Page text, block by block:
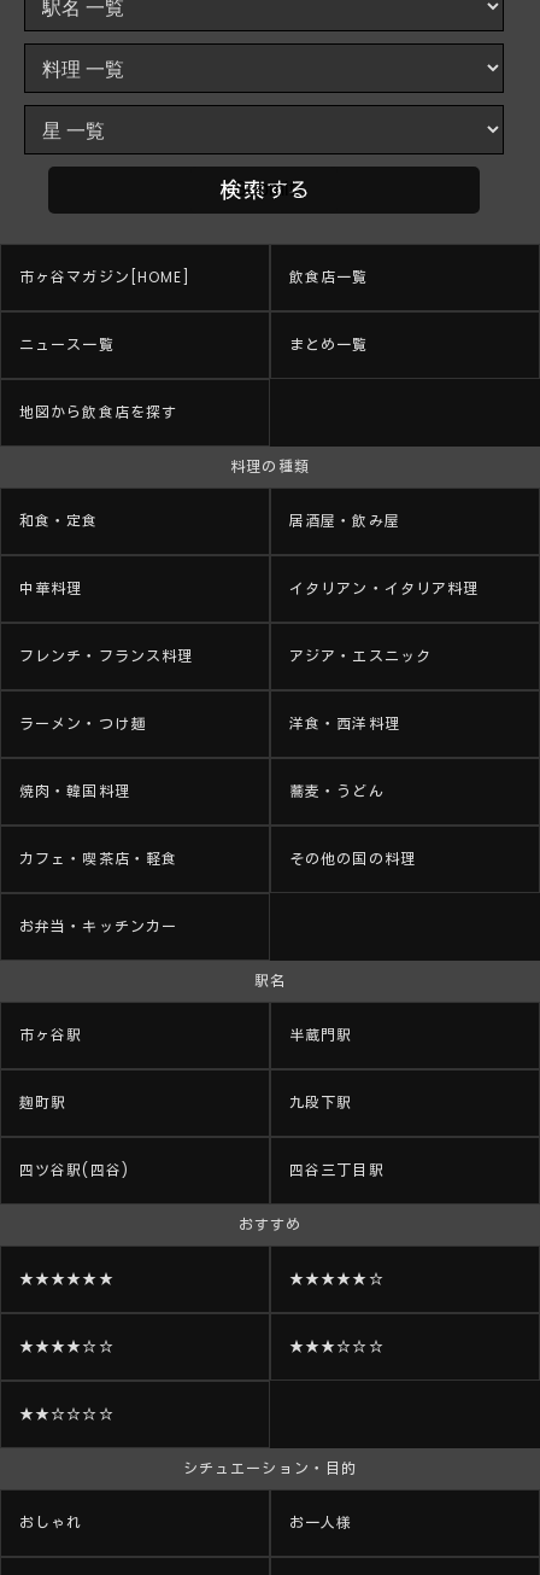
市ヶ谷マガジン[HOME] 飲食店一覧
ニュース一覧 まとめ一覧
地図から飲食店を探す
料理の種類
和食・定食 居酒屋・飲み屋
中華料理 イタリアン・イタリア料理
フレンチ・フランス料理 アジア・エスニック
ラーメン・つけ麺 洋食・西洋料理
焼肉・韓国料理 蕎麦・うどん
カフェ・喫茶店・軽食 その他の国の料理
お弁当・キッチンカー
駅名
市ヶ谷駅 半蔵門駅
麹町駅 九段下駅
四ツ谷駅(四谷) 四谷三丁目駅
おすすめ
★★★★★★ ★★★★★☆
★★★★☆☆ ★★★☆☆☆
★★☆☆☆☆
シチュエーション・目的
おしゃれ お一人様